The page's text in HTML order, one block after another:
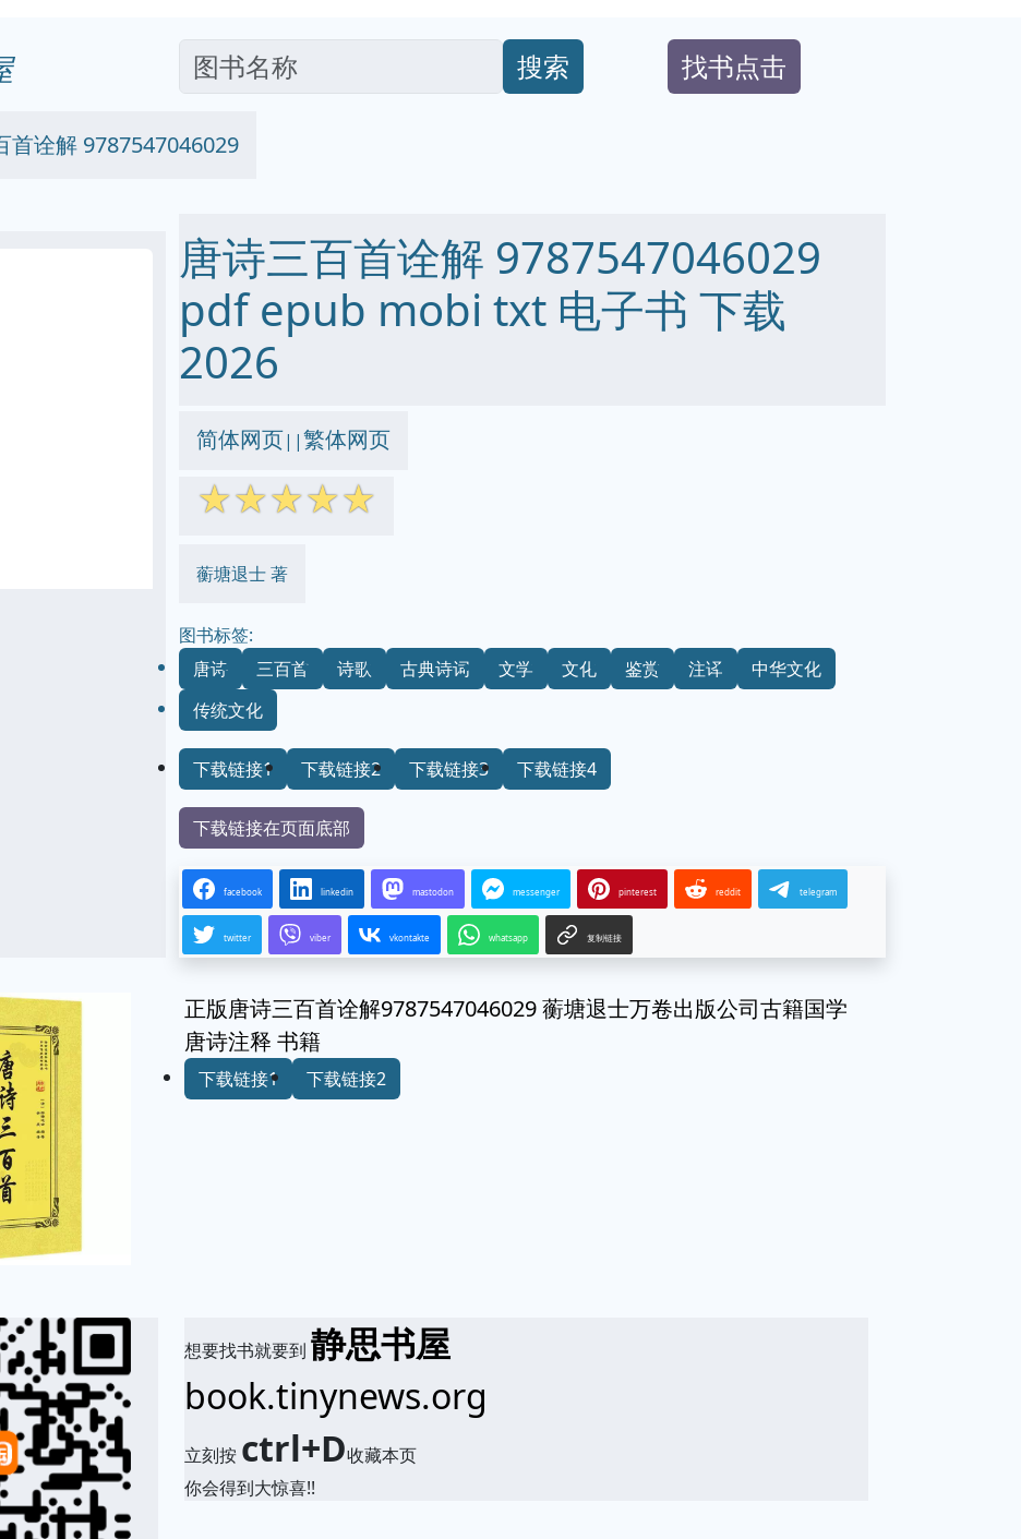
搜索 找书点击
首诠解 9787547046029
唐诗三百首诠解 9787547046029
pdf epub mobi txt 电子书 下载
2026
简体网页||繁体网页
☆☆☆☆☆
蘅塘退士 著
图书标签:
唐诗
三百首 诗歌 古典诗词 文学 文化 鉴赏 注译
中华文化
传统文化
下载链接1 下载链接2 下载链接3 下载链接4
下载链接在页面底部
facebook linkedin mastodon messenger pinterest reddit telegram
twitter viber vkontakte whatsapp 复制链接
正版唐诗三百首诠解9787547046029 蘅塘退士万卷出版公司古籍国学
唐诗注释 书籍
下载链接1 下载链接2
想要找书就要到静思书屋
book.tinynews.org
立刻按 ctrl+D收藏本页
你会得到大惊喜!!